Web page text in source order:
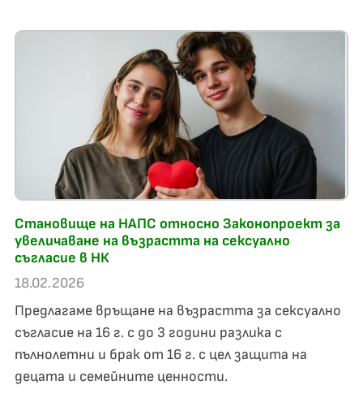
Становищe на НАПС относно Законопроект за
увеличаване на възрастта на сексуално
съгласие в НК
18.02.2026
Предлагаме връщане на възрастта за сексуално
съгласие на 16 г. с до 3 години разлика с
пълнолетни и брак от 16 г. с цел защита на
децата и семейните ценности.